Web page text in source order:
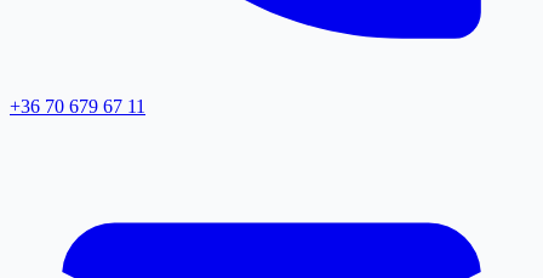
+36 70 679 67 11